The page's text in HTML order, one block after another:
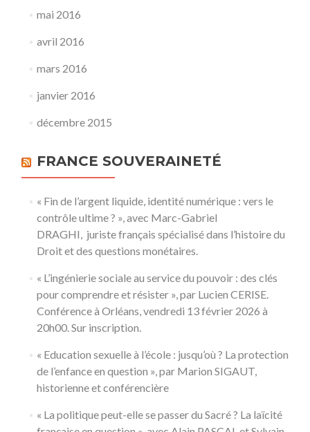
mai 2016
avril 2016
mars 2016
janvier 2016
décembre 2015
FRANCE SOUVERAINETÉ
« Fin de l’argent liquide, identité numérique : vers le
contrôle ultime ? », avec Marc-Gabriel
DRAGHI, juriste français spécialisé dans l’histoire du
Droit et des questions monétaires.
« L’ingénierie sociale au service du pouvoir : des clés
pour comprendre et résister », par Lucien CERISE.
Conférence à Orléans, vendredi 13 février 2026 à
20h00. Sur inscription.
« Education sexuelle à l’école : jusqu’où ? La protection
de l’enfance en question », par Marion SIGAUT,
historienne et conférencière
« La politique peut-elle se passer du Sacré ? La laïcité